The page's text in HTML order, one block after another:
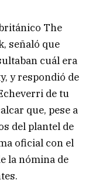
The
señaló que
cuál era
y respondió de
de tu
que, pese a
del plantel de
oficial con el
la nómina de